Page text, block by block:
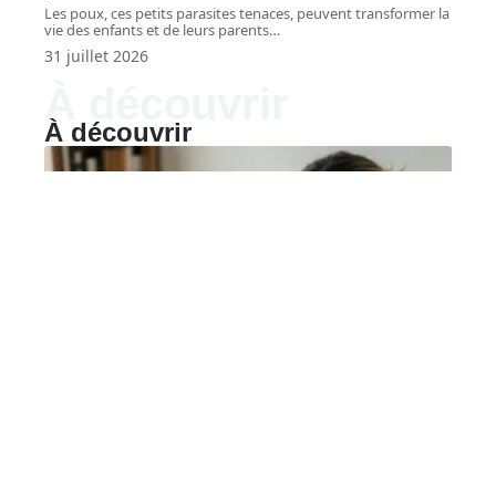
Les poux, ces petits parasites tenaces, peuvent transformer la
vie des enfants et de leurs parents…
31 juillet 2026
À découvrir